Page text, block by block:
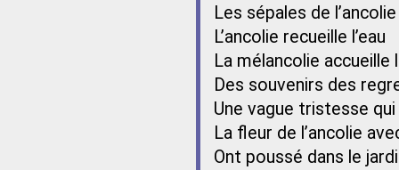
Les sépales de l’ancolie
L’ancolie recueille l’eau
La mélancolie accueille
Des souvenirs des
Une vague tristesse
La fleur de l’ancolie
Ont poussé dans le